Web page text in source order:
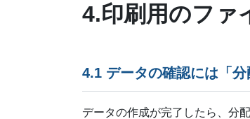
4.印刷用のファ
4.1 データの確認には「
データの作成が完了したら、分